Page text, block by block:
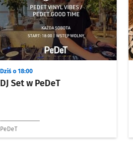
DJ Set w PeDeT
Dziś o 18:00
PeDeT